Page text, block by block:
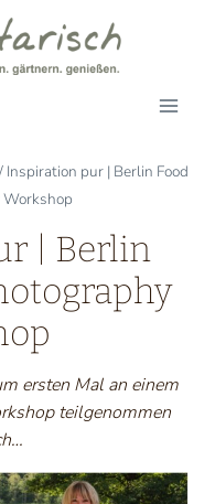
/ Inspiration pur | Berlin Food
| Berlin
ersten Mal an einem
teilgenommen